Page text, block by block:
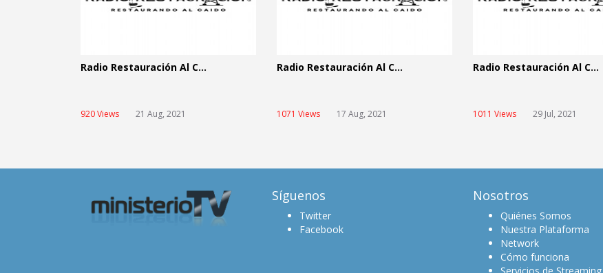
Radio Restauración Al C...
920 Views 21 Aug, 2021
Radio Restauración Al C...
1071 Views 17 Aug, 2021
Radio Restauración Al C...
1011 Views 29 Jul, 2021
Síguenos
Twitter
Facebook
Nosotros
Quiénes Somos
Nuestra Plataforma
Network
Cómo funciona